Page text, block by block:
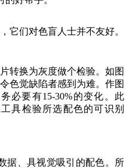
它们对色盲人士并不友好。
转换为灰度做个检验。如图
色觉缺陷者感到为难。作图
必要有15-30%的变化。此
具检验所选配色的可识别
据、具视觉吸引的配色。所